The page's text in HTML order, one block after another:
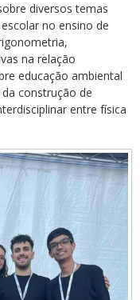
diversos temas
no ensino de
na relação
educação ambiental
da construção de
entre física